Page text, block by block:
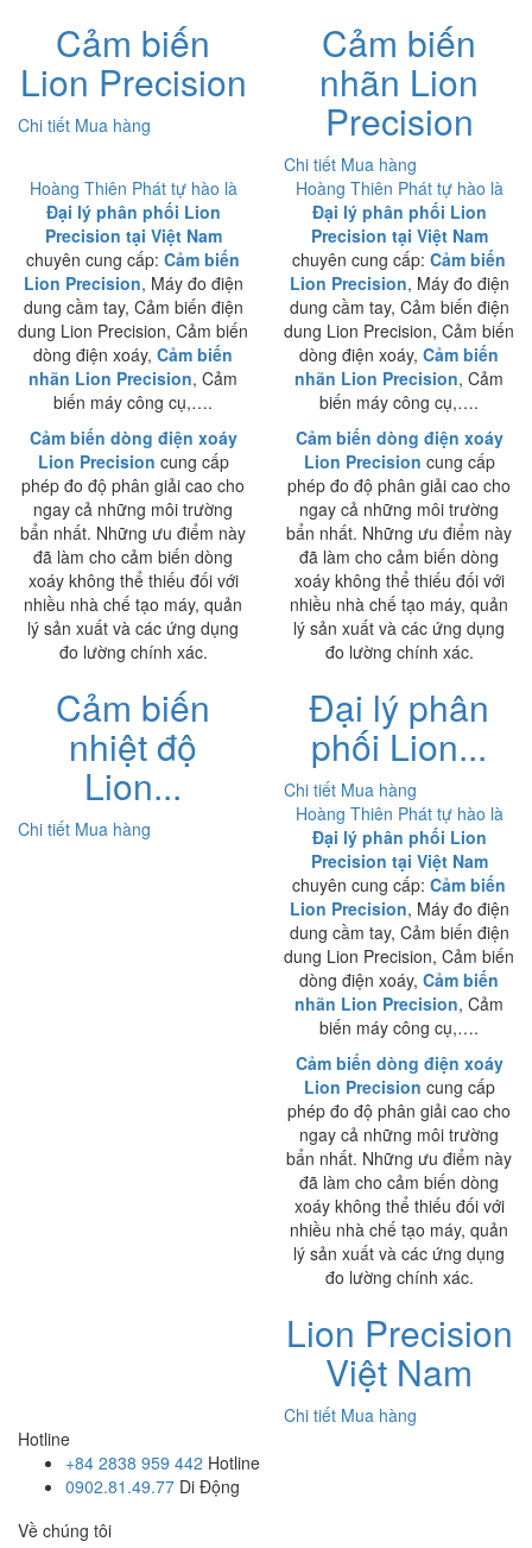
Cảm biến
Lion Precision
Chi tiết Mua hàng
Cảm biến
nhãn Lion
Precision
Chi tiết Mua hàng
Hoàng Thiên Phát tự hào là
Đại lý phân phối Lion
Precision tại Việt Nam
chuyên cung cấp: Cảm biến
Lion Precision, Máy đo điện
dung cầm tay, Cảm biến điện
dung Lion Precision, Cảm biến
dòng điện xoáy, Cảm biến
nhãn Lion Precision, Cảm
biến máy công cụ,….
Cảm biến dòng điện xoáy
Lion Precision cung cấp
phép đo độ phân giải cao cho
ngay cả những môi trường
bẩn nhất. Những ưu điểm này
đã làm cho cảm biến dòng
xoáy không thể thiếu đối với
nhiều nhà chế tạo máy, quản
lý sản xuất và các ứng dụng
đo lường chính xác.
Cảm biến
nhiệt độ
Lion...
Chi tiết Mua hàng
Hoàng Thiên Phát tự hào là
Đại lý phân phối Lion
Precision tại Việt Nam
chuyên cung cấp: Cảm biến
Lion Precision, Máy đo điện
dung cầm tay, Cảm biến điện
dung Lion Precision, Cảm biến
dòng điện xoáy, Cảm biến
nhãn Lion Precision, Cảm
biến máy công cụ,….
Cảm biến dòng điện xoáy
Lion Precision cung cấp
phép đo độ phân giải cao cho
ngay cả những môi trường
bẩn nhất. Những ưu điểm này
đã làm cho cảm biến dòng
xoáy không thể thiếu đối với
nhiều nhà chế tạo máy, quản
lý sản xuất và các ứng dụng
đo lường chính xác.
Đại lý phân
phối Lion...
Chi tiết Mua hàng
Hoàng Thiên Phát tự hào là
Đại lý phân phối Lion
Precision tại Việt Nam
chuyên cung cấp: Cảm biến
Lion Precision, Máy đo điện
dung cầm tay, Cảm biến điện
dung Lion Precision, Cảm biến
dòng điện xoáy, Cảm biến
nhãn Lion Precision, Cảm
biến máy công cụ,….
Cảm biến dòng điện xoáy
Lion Precision cung cấp
phép đo độ phân giải cao cho
ngay cả những môi trường
bẩn nhất. Những ưu điểm này
đã làm cho cảm biến dòng
xoáy không thể thiếu đối với
nhiều nhà chế tạo máy, quản
lý sản xuất và các ứng dụng
đo lường chính xác.
Lion Precision
Việt Nam
Chi tiết Mua hàng
Hotline
+84 2838 959 442 Hotline
0902.81.49.77 Di Động
Về chúng tôi